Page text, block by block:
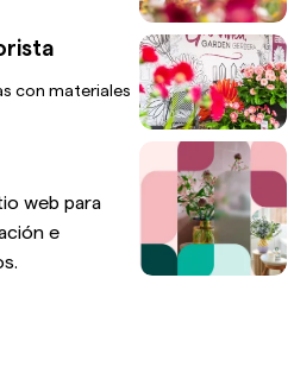
con materiales
web para
e